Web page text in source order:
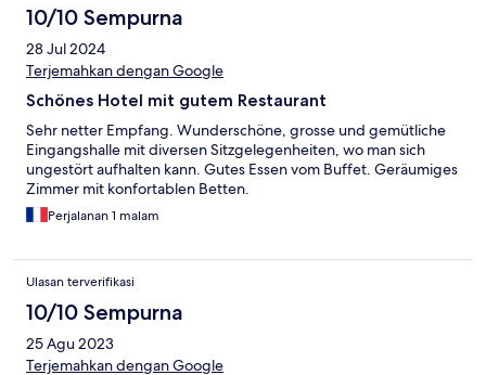
10/10 Sempurna
28 Jul 2024
Terjemahkan dengan Google
Schönes Hotel mit gutem Restaurant
Sehr netter Empfang. Wunderschöne, grosse und gemütliche
Eingangshalle mit diversen Sitzgelegenheiten, wo man sich
ungestört aufhalten kann. Gutes Essen vom Buffet. Geräumiges
Zimmer mit konfortablen Betten.
Perjalanan 1 malam
Ulasan terverifikasi
10/10 Sempurna
25 Agu 2023
Terjemahkan dengan Google